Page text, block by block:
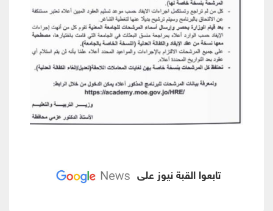
تابعوا القبة نيوز على